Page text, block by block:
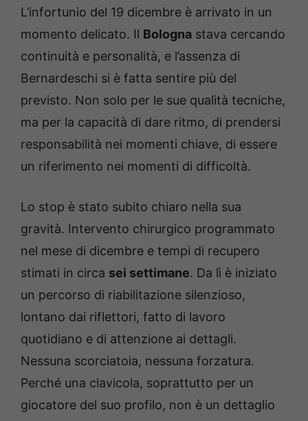
L’infortunio del 19 dicembre è arrivato in un
momento delicato. Il Bologna stava cercando
continuità e personalità, e l’assenza di
Bernardeschi si è fatta sentire più del
previsto. Non solo per le sue qualità tecniche,
ma per la capacità di dare ritmo, di prendersi
responsabilità nei momenti chiave, di essere
un riferimento nei momenti di difficoltà.
Lo stop è stato subito chiaro nella sua
gravità. Intervento chirurgico programmato
nel mese di dicembre e tempi di recupero
stimati in circa sei settimane. Da lì è iniziato
un percorso di riabilitazione silenzioso,
lontano dai riflettori, fatto di lavoro
quotidiano e di attenzione ai dettagli.
Nessuna scorciatoia, nessuna forzatura.
Perché una clavicola, soprattutto per un
giocatore del suo profilo, non è un dettaglio